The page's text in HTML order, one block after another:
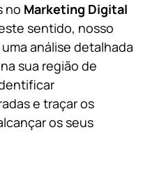
no Marketing Digital
sentido, nosso
análise detalhada
sua região de
e traçar os
os seus